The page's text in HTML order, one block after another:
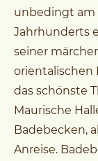
unbedingt am
Jahrhunderts
seiner
orientalischen
das schönste
Maurische
Badebecken,
Anreise.